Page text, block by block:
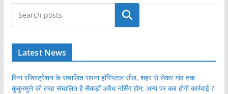
खोजें
Latest News
बिना रजिस्ट्रेशन के संचालित सपना हॉस्पिटल सील, शहर से लेकर गांव तक
कुकुरमुत्ते की तरह संचालित है सैकड़ों अवैध नर्सिंग होम; अन्य पर कब होगी कार्रवाई ?